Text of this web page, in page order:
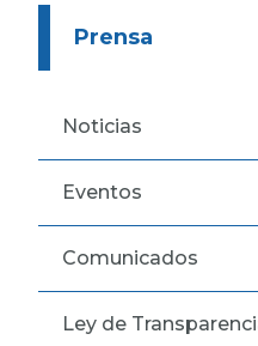
Prensa
Noticias
Eventos
Comunicados
Ley de